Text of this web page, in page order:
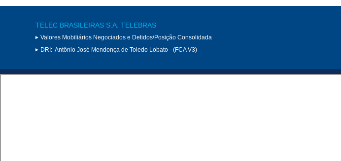
TELEC BRASILEIRAS S.A. TELEBRAS
Valores Mobiliários Negociados e Detidos\Posição Consolidada
DRI: Antônio José Mendonça de Toledo Lobato - (FCA V3)